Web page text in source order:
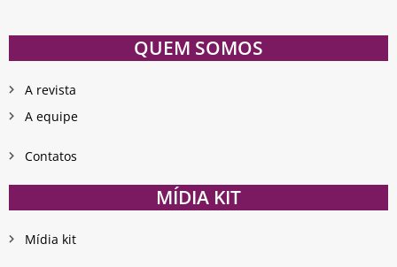
QUEM SOMOS
A revista
A equipe
Contatos
MÍDIA KIT
Mídia kit